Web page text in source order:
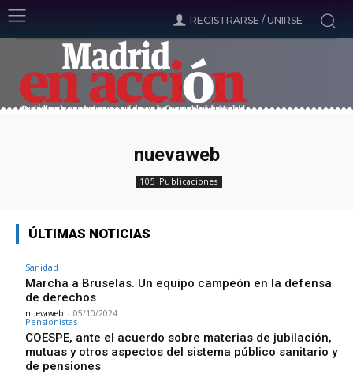
REGISTRARSE / UNIRSE
nuevaweb
105 Publicaciones
ÚLTIMAS NOTICIAS
Sanidad
Marcha a Bruselas. Un equipo campeón en la defensa
de derechos
nuevaweb - 05/10/2024
Pensionistas
COESPE, ante el acuerdo sobre materias de jubilación,
mutuas y otros aspectos del sistema público sanitario y
de pensiones